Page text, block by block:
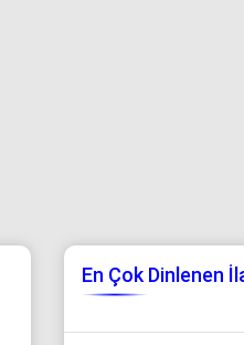
En Çok Dinlenen